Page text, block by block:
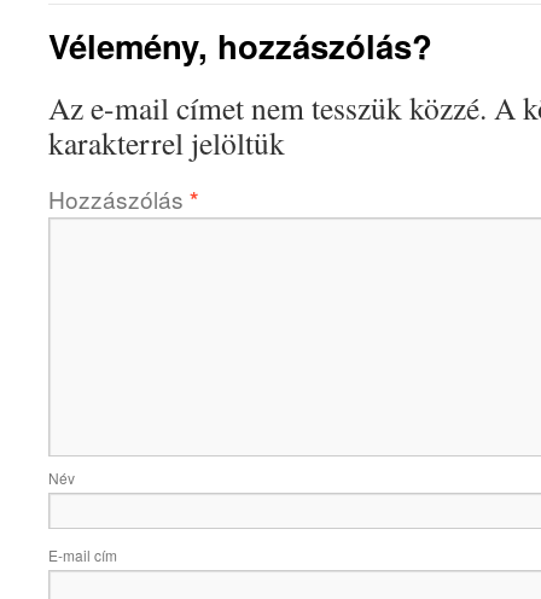
Vélemény, hozzászólás?
Az e-mail címet nem tesszük közzé. A
karakterrel jelöltük
Hozzászólás *
Név
E-mail cím